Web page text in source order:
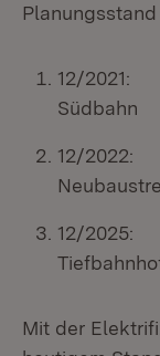
12/2021:
Südbahn
12/2022:
12/2025:
Mit der